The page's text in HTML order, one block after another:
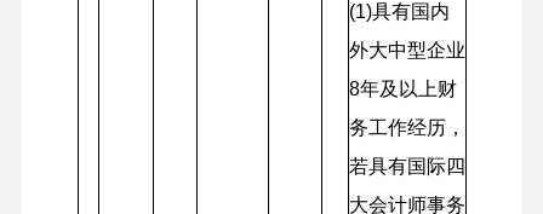
(1)具有国内
外大中型企业
8年及以上财
务工作经历，
若具有国际四
大会计师事务